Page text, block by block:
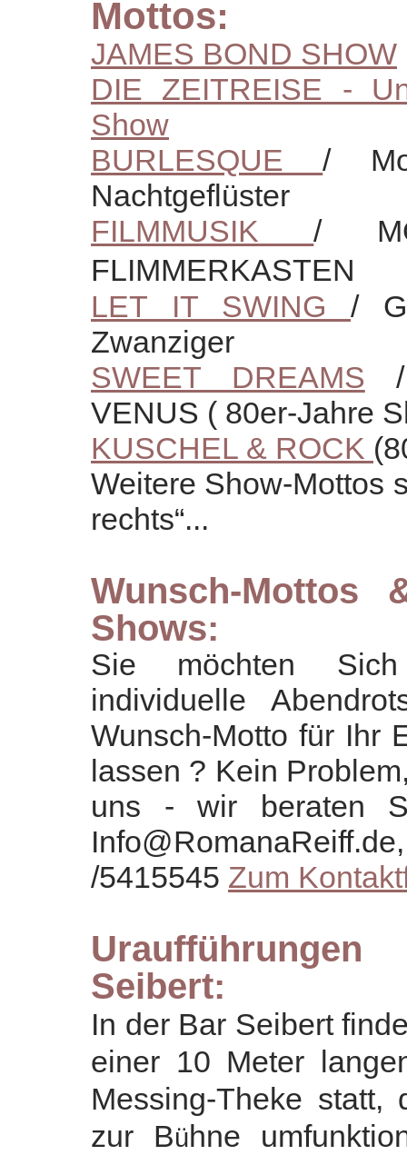
Mottos:
JAMES BOND SHOW
DIE ZEITREISE -
Show
BURLESQUE/
Nachtgeflüster
FILMMUSIK/
FLIMMERKASTEN
LET IT SWING /
Zwanziger
SWEET DREAMS
VENUS ( 80er-Jahre
KUSCHEL & ROCK
Weitere Show-Mottos
rechts“...
Wunsch-Mottos
Shows:
Sie möchten
individuelle
Wunsch-Motto für Ihr
lassen ? Kein
uns - wir beraten
/5415545 Zum
Seibert:
In der Bar Seibert
einer 10 Meter
Messing-Theke
zur Bühne